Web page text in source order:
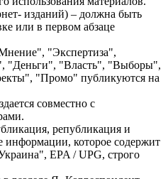
изданий) – должна быть
или в первом абзаце
"Экспертиза",
"Деньги", "Власть", "Выборы",
"Промо" публикуются на
совместно с
републикация и
информации, которое содержит
EPA / UPG, строго